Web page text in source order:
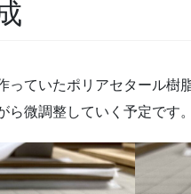
っていたポリアセタール樹
微調整していく予定です。